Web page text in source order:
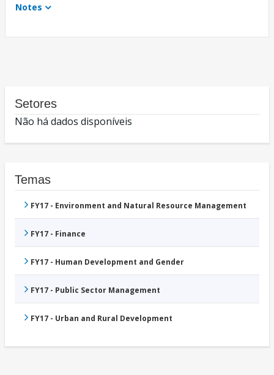
Notes
Setores
Não há dados disponíveis
Temas
FY17 - Environment and Natural Resource Management
FY17 - Finance
FY17 - Human Development and Gender
FY17 - Public Sector Management
FY17 - Urban and Rural Development